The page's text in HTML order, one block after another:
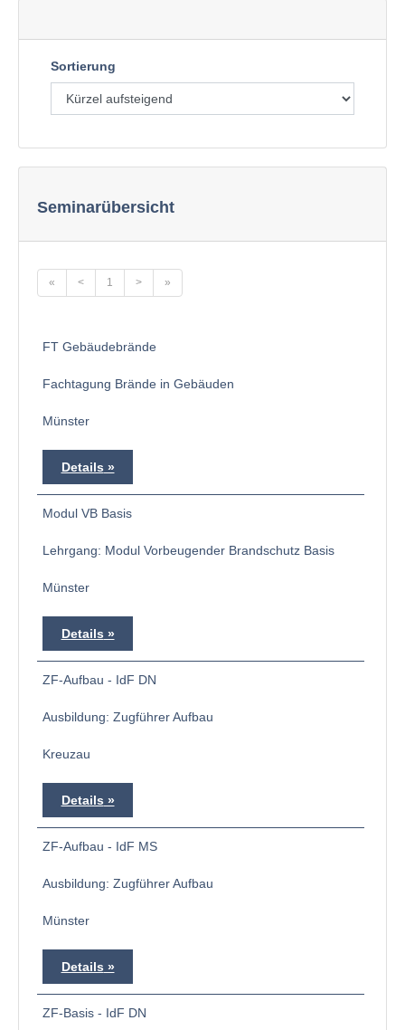
Sortierung
Seminarübersicht
« < 1 > »
FT Gebäudebrände
Fachtagung Brände in Gebäuden
Münster
Details
Modul VB Basis
Lehrgang: Modul Vorbeugender Brandschutz Basis
Münster
Details
ZF-Aufbau - IdF DN
Ausbildung: Zugführer Aufbau
Kreuzau
Details
ZF-Aufbau - IdF MS
Ausbildung: Zugführer Aufbau
Münster
Details
ZF-Basis - IdF DN